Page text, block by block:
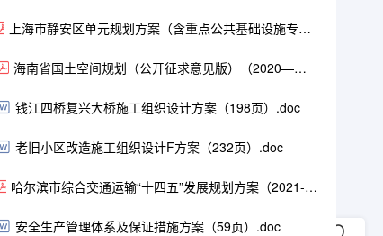
上海市静安区单元规划方案（含重点公共基础设施专项
海南省国土空间规划（公开征求意见版）（2020—
钱江四桥复兴大桥施工组织设计方案（198页）.doc
老旧小区改造施工组织设计F方案（232页）.doc
哈尔滨市综合交通运输“十四五”发展规划方案（2021-
安全生产管理体系及保证措施方案（59页）.doc